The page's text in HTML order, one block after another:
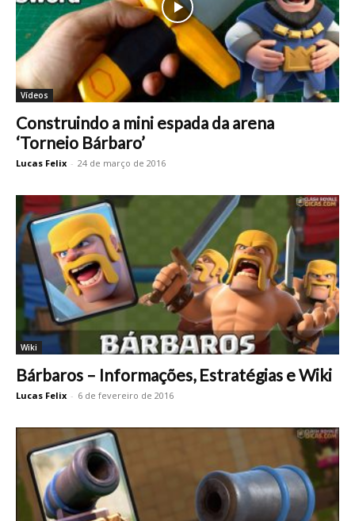
Vídeos
Construindo a mini espada da arena
‘Torneio Bárbaro’
Lucas Felix - 24 de março de 2016
Wiki
Bárbaros – Informações, Estratégias e Wiki
Lucas Felix - 6 de fevereiro de 2016